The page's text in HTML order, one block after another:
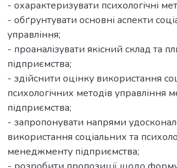
- охарактеризувати психологічні
- обґрунтувати основні аспекти
управління;
- проаналізувати якісний склад та
підприємства;
- здійснити оцінку використання
психологічних методів управління
підприємства;
- запропонувати напрями
використання соціальних та
менеджменту підприємства;